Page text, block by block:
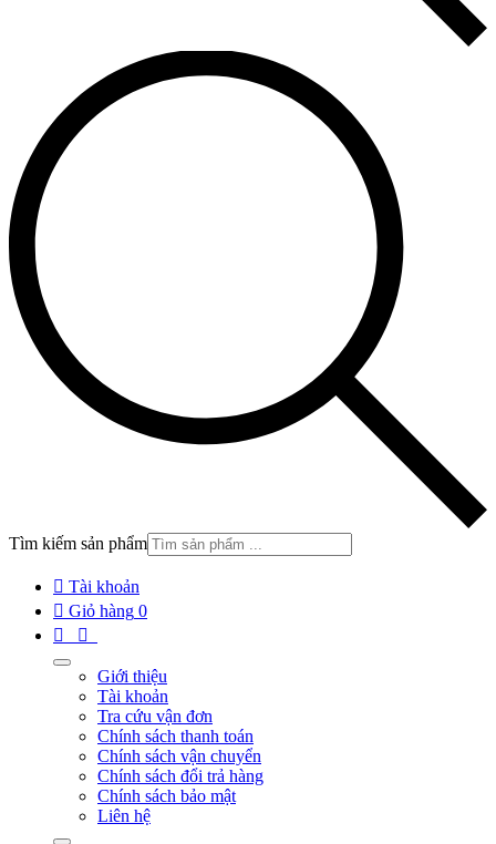
Tìm kiếm sản phẩm
 Tài khoản
 Giỏ hàng 0


Giới thiệu
Tài khoản
Tra cứu vận đơn
Chính sách thanh toán
Chính sách vận chuyển
Chính sách đổi trả hàng
Chính sách bảo mật
Liên hệ